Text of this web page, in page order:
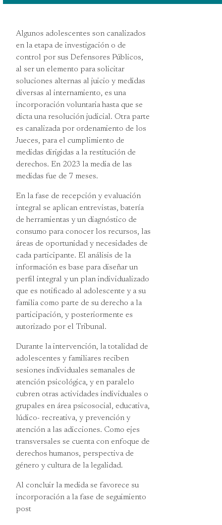
Algunos adolescentes son canalizados
en la etapa de investigación o de
control por sus Defensores Públicos,
al ser un elemento para solicitar
soluciones alternas al juicio y medidas
diversas al internamiento, es una
incorporación voluntaria hasta que se
dicta una resolución judicial. Otra parte
es canalizada por ordenamiento de los
Jueces, para el cumplimiento de
medidas dirigidas a la restitución de
derechos. En 2023 la media de las
medidas fue de 7 meses.
En la fase de recepción y evaluación
integral se aplican entrevistas, batería
de herramientas y un diagnóstico de
consumo para conocer los recursos, las
áreas de oportunidad y necesidades de
cada participante. El análisis de la
información es base para diseñar un
perfil integral y un plan individualizado
que es notificado al adolescente y a su
familia como parte de su derecho a la
participación, y posteriormente es
autorizado por el Tribunal.
Durante la intervención, la totalidad de
adolescentes y familiares reciben
sesiones individuales semanales de
atención psicológica, y en paralelo
cubren otras actividades individuales o
grupales en área psicosocial, educativa,
lúdico- recreativa, y prevención y
atención a las adicciones. Como ejes
transversales se cuenta con enfoque de
derechos humanos, perspectiva de
género y cultura de la legalidad.
Al concluir la medida se favorece su
incorporación a la fase de seguimiento
post